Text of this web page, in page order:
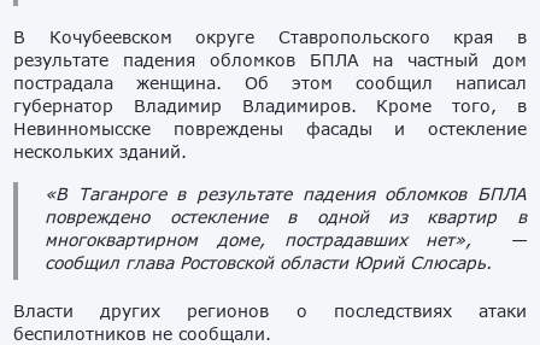
В Кочубеевском округе Ставропольского края в
результате падения обломков БПЛА на частный дом
пострадала женщина. Об этом сообщил написал
губернатор Владимир Владимиров. Кроме того, в
Невинномысске повреждены фасады и остекление
нескольких зданий.
«В Таганроге в результате падения обломков БПЛА
повреждено остекление в одной из квартир в
многоквартирном доме, пострадавших нет», —
сообщил глава Ростовской области Юрий Слюсарь.
Власти других регионов о последствиях атаки
беспилотников не сообщали.